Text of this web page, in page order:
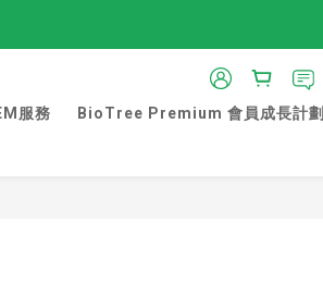
服務 BioTree Premium 會員成長計劃